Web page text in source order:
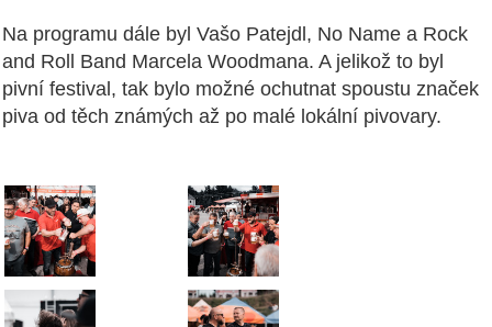
Na programu dále byl Vašo Patejdl, No Name a Rock
and Roll Band Marcela Woodmana. A jelikož to byl
pivní festival, tak bylo možné ochutnat spoustu značek
piva od těch známých až po malé lokální pivovary.